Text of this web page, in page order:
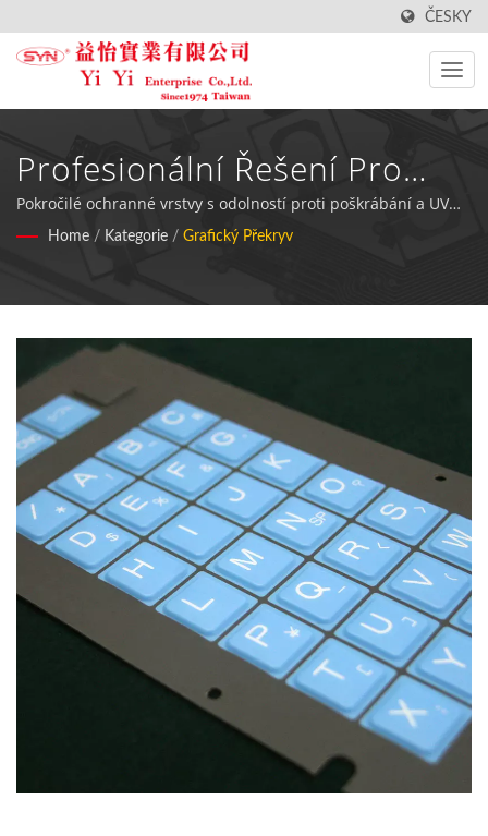
ČESKY
Profesionální Řešení Pro
Výrobu Grafických Overlayů
Pokročilé ochranné vrstvy s odolností proti poškrábání a UV
zářením pro ochranu elektroniky a přizpůsobení vybavení
Home / Kategorie / Grafický Překryv